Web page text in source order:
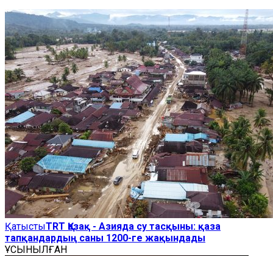
ҚатыстыTRT Қазақ - Азияда су тасқыны: қаза
тапқандардың саны 1200-ге жақындады
ҰСЫНЫЛҒАН